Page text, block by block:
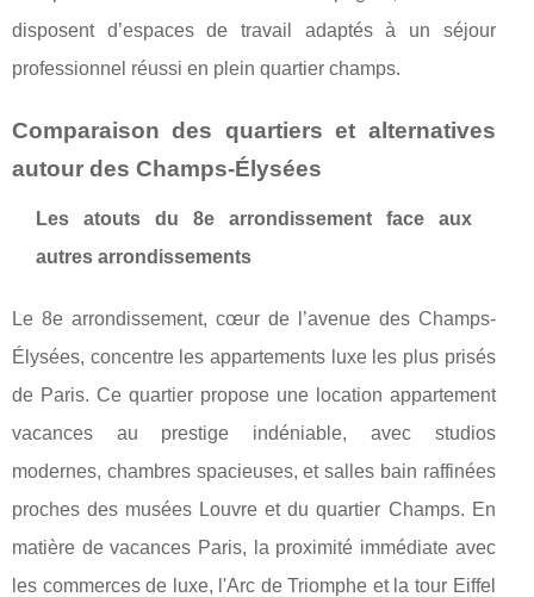
disposent d’espaces de travail adaptés à un séjour
professionnel réussi en plein quartier champs.
Comparaison des quartiers et alternatives
autour des Champs-Élysées
Les atouts du 8e arrondissement face aux
autres arrondissements
Le 8e arrondissement, cœur de l’avenue des Champs-
Élysées, concentre les appartements luxe les plus prisés
de Paris. Ce quartier propose une location appartement
vacances au prestige indéniable, avec studios
modernes, chambres spacieuses, et salles bain raffinées
proches des musées Louvre et du quartier Champs. En
matière de vacances Paris, la proximité immédiate avec
les commerces de luxe, l'Arc de Triomphe et la tour Eiffel